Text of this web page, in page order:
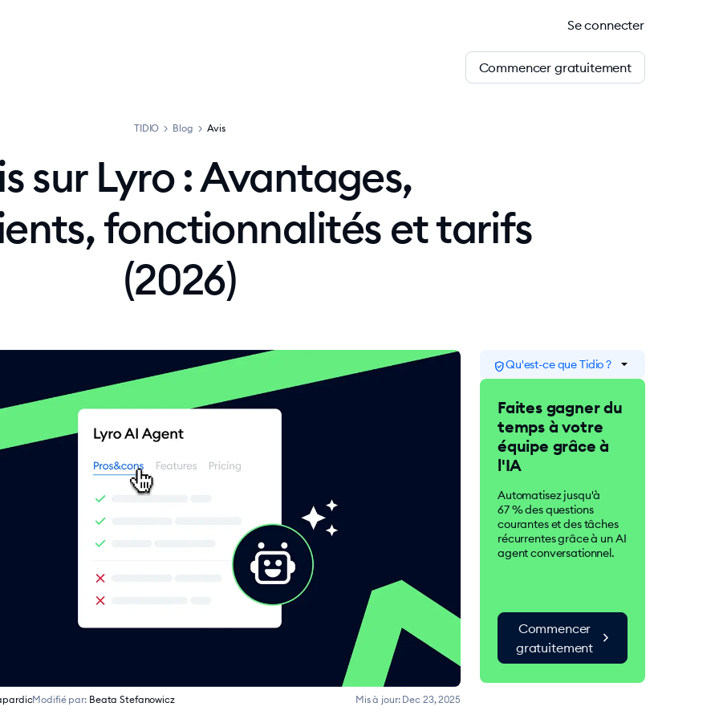
Se connecter
Commencer gratuitement
TIDIO > Blog > Avis
sur Lyro : Avantages,
fonctionnalités et tarifs
(2026)
Modifié par: Beata Stefanowicz Mis à jour: Dec 23, 2025
verified_userQu'est-ce que Tidio ? arrow_drop_down
Tidio est une suite dédiée
au service client et
optimisée par l'IA. Plus de
300 000 entreprises du
monde entier utilisent Tidio
pour améliorer la
générer des conversions et
augmenter leurs ventes.
Faites gagner du
temps à votre
équipe grâce à
l'IA
Automatisez jusqu'à
67 % des questions
courantes et des tâches
récurrentes grâce à un AI
agent conversationnel.
Commencer
gratuitement
chevron_right